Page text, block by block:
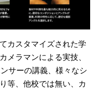
カスタマイズされた学
メラマンによる実技、
サーの講義、様々なシ
等、他校では無い、カ